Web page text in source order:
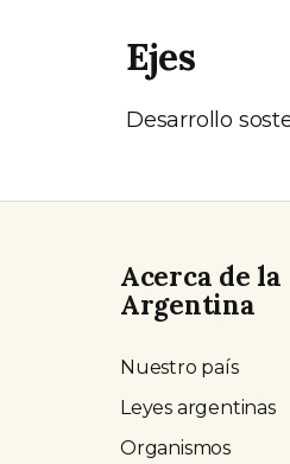
Ejes
Desarrollo
Acerca de
Argentina
Nuestro país
Leyes argentinas
Organismos